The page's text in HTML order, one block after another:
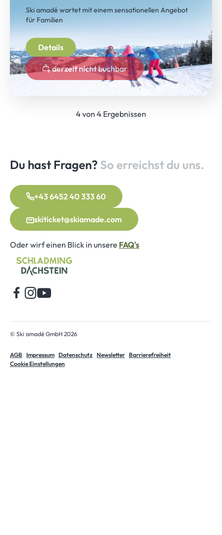
Ski amadé wartet mit einem sensationellen Angebot
für Familien
Details
derzeit nicht buchbar
4 von 4 Ergebnissen
Du hast Fragen? So erreichst du uns.
+43 6452 40 333 60
skiticket@skiamade.com
Oder wirf einen Blick in unsere FAQ's
© Ski amadé GmbH 2026
AGB Impressum Datenschutz Newsletter Barrierefreiheit
Cookie Einstellungen